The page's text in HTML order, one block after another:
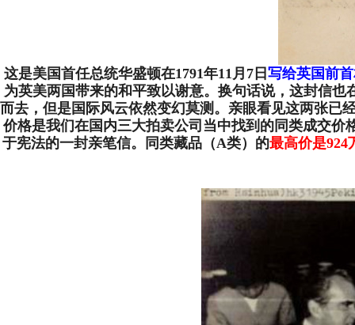
这是美国首任总统华盛顿在1791年11月7日 写给英国前
为英美两国带来的和平致以谢意。换句话说，这封信
而去，但是国际风云依然变幻莫测。亲眼看见这两张已
价格是我们在国内三大拍卖公司当中找到的同类成交价
于宪法的一封亲笔信。同类藏品（A类）的最高价是924